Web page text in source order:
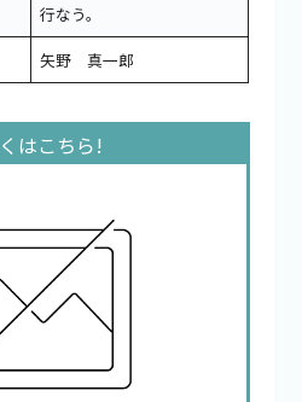
行なう。
矢野 真一郎